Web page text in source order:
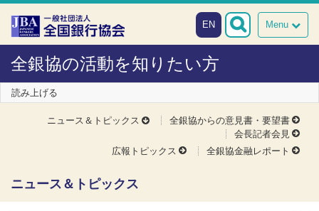
本文へスキップ
障がい者向け相談窓口
Menu
EN
全銀協の活動を知りたい方
読み上げる
ニュース＆トピックス
全銀協からの意見書・要望書
会長記者会見
広報トピックス
全銀協金融レポート
ニュース＆トピックス